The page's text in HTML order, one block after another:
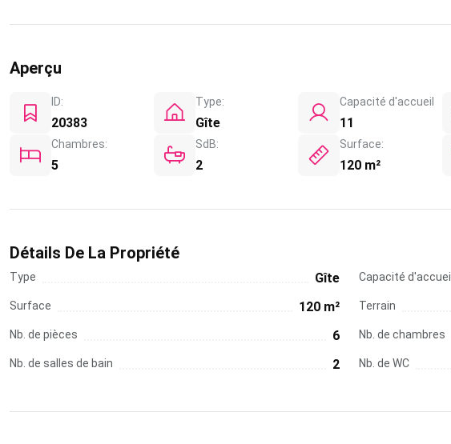
Aperçu
ID:
20383
Type:
Gîte
Capacité d'accueil
11
Chambres:
5
SdB:
2
Surface:
120 m²
Détails De La Propriété
Type Gîte Capacité
Surface 120 m² Terrain
Nb. de pièces 6 Nb. de chambres
Nb. de salles de bain 2 Nb. de WC